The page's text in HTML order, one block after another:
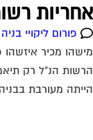
פורום ליקויי בניה
מכיר איזשהו
הנ"ל רק
מעורבת